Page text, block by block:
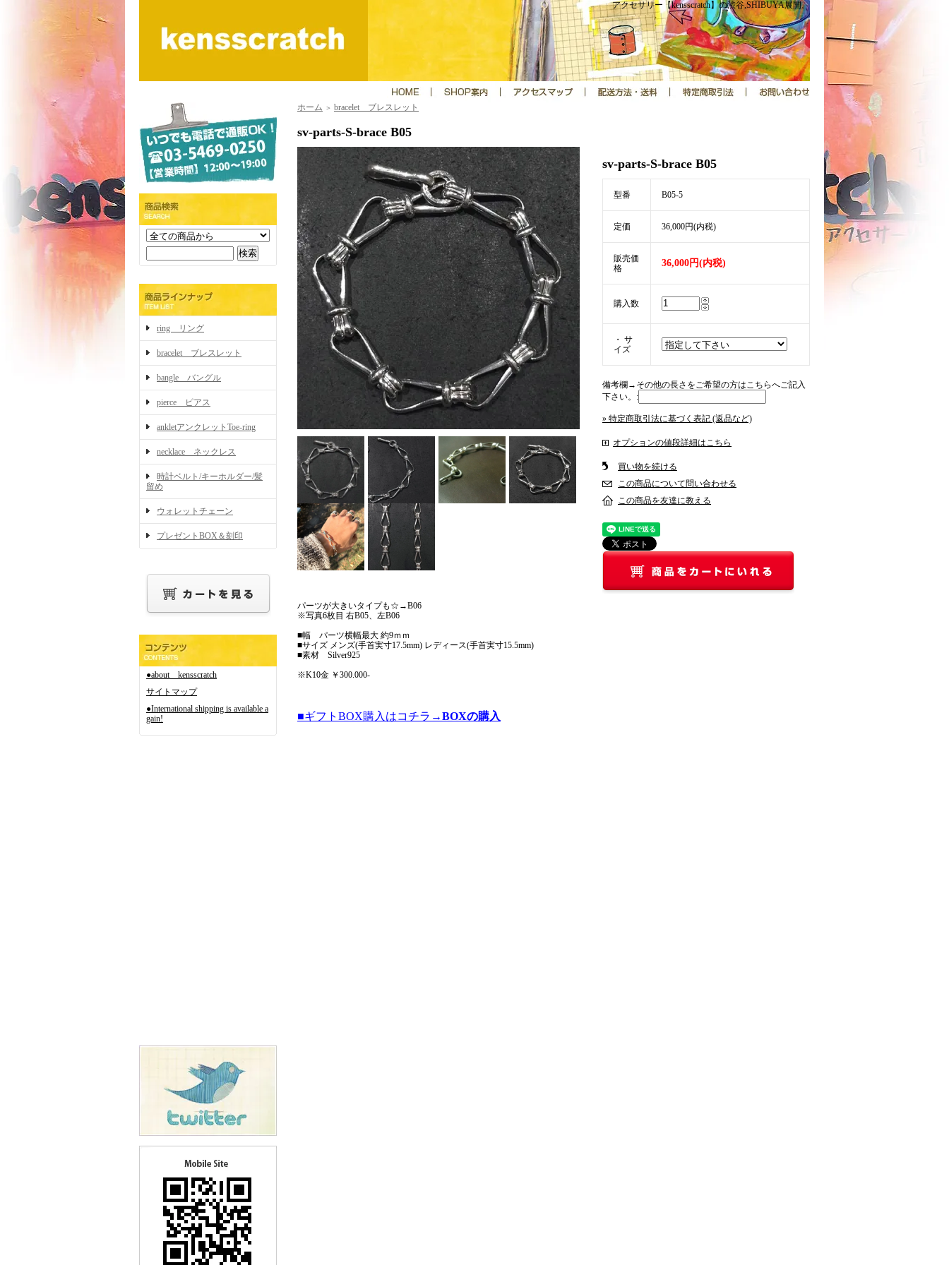
アクセサリー【kensscratch】の渋谷,SHIBUYA展開。
ring リング
bracelet ブレスレット
bangle バングル
pierce ピアス
ankletアンクレットToe-ring
necklace ネックレス
時計ベルト/キーホルダー/髪
留め
ウォレットチェーン
プレゼントBOX＆刻印
●about kensscratch
サイトマップ
●International shipping is available a
gain!
ホーム ＞ bracelet ブレスレット
sv-parts-S-brace B05
sv-parts-S-brace B05
型番 B05-5
定価 36,000円(内税)
販売価
格
36,000円(内税)
購入数
・ サ
イズ
備考欄→その他の長さをご希望の方はこちらへご記入
下さい。:
» 特定商取引法に基づく表記 (返品など)
オプションの値段詳細はこちら
買い物を続ける
この商品について問い合わせる
この商品を友達に教える
パーツが大きいタイプも☆→B06
※写真6枚目 右B05、左B06
■幅 パーツ横幅最大 約9ｍｍ
■サイズ メンズ(手首実寸17.5mm) レディース(手首実寸15.5mm)
■素材 Silver925
※K10金 ￥300.000-
■ギフトBOX購入はコチラ→BOXの購入